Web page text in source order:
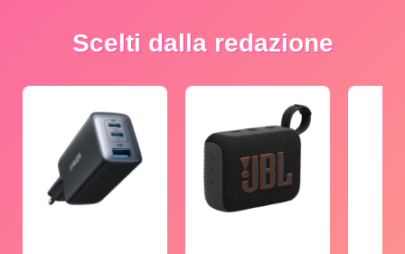
Scelti dalla redazione